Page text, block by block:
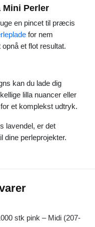
Mini Perler
en pincet til præcis
for nem
et flot resultat.
kan du lade dig
lilla nuancer eller
et komplekst udtryk.
lavendel, er det
dine perleprojekter.
stk pink – Midi (207-